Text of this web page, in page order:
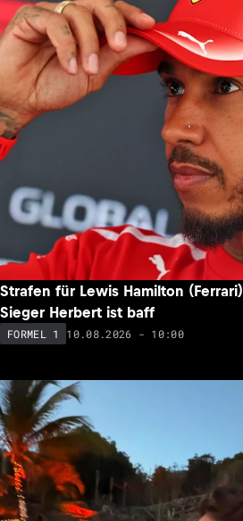
Strafen für Lewis Hamilton
Sieger Herbert ist baff
FORMEL 1 10.08.2026 - 10:00